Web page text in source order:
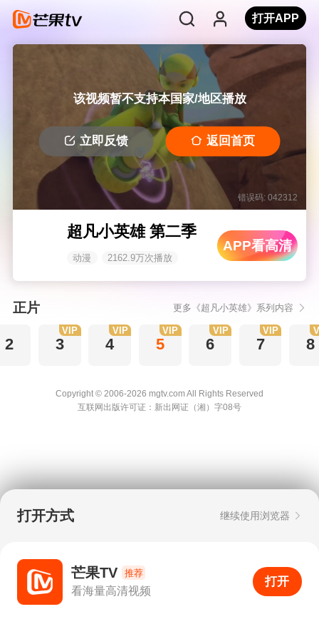
打开APP
该视频暂不支持本国家/地区播放
立即反馈 返回首页
错误码: 042312
超凡小英雄 第二季
动漫 2162.9万次播放
APP看高清
正片 更多《超凡小英雄》系列内容
2 3
VIP
4
VIP
5
VIP
6
VIP
7
VIP
8
Copyright © 2006-2026 mgtv.com All Rights Reserved
互联网出版许可证：新出网证（湘）字08号
0
打开APP
打开方式 继续使用浏览器
芒果TV 推荐
看海量高清视频
打开